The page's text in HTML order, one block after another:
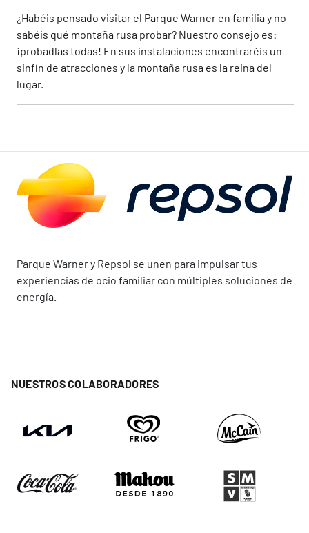
¿Habéis pensado visitar el Parque Warner en familia y no
sabéis qué montaña rusa probar? Nuestro consejo es:
¡probadlas todas! En sus instalaciones encontraréis un
sinfín de atracciones y la montaña rusa es la reina del
lugar.
Parque Warner y Repsol se unen para impulsar tus
experiencias de ocio familiar con múltiples soluciones de
energía.
NUESTROS COLABORADORES